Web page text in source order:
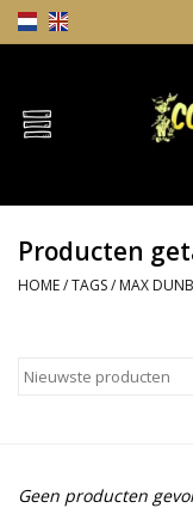
Home
TPB's
Comic Protection
Producten
HOME/TAGS/ MAX
Geen producten